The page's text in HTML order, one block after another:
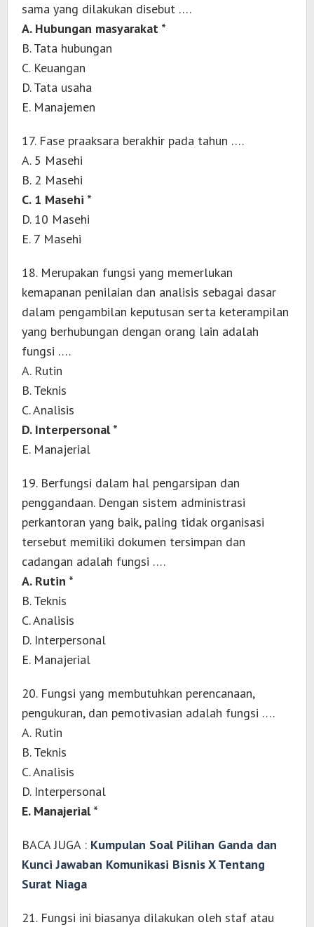
sama yang dilakukan disebut ….
A. Hubungan masyarakat *
B. Tata hubungan
C. Keuangan
D. Tata usaha
E. Manajemen
17. Fase praaksara berakhir pada tahun ….
A. 5 Masehi
B. 2 Masehi
C. 1 Masehi *
D. 10 Masehi
E. 7 Masehi
18. Merupakan fungsi yang memerlukan
kemapanan penilaian dan analisis sebagai dasar
dalam pengambilan keputusan serta keterampilan
yang berhubungan dengan orang lain adalah
fungsi ….
A. Rutin
B. Teknis
C. Analisis
D. Interpersonal *
E. Manajerial
19. Berfungsi dalam hal pengarsipan dan
penggandaan. Dengan sistem administrasi
perkantoran yang baik, paling tidak organisasi
tersebut memiliki dokumen tersimpan dan
cadangan adalah fungsi ….
A. Rutin *
B. Teknis
C. Analisis
D. Interpersonal
E. Manajerial
20. Fungsi yang membutuhkan perencanaan,
pengukuran, dan pemotivasian adalah fungsi ….
A. Rutin
B. Teknis
C. Analisis
D. Interpersonal
E. Manajerial *
BACA JUGA : Kumpulan Soal Pilihan Ganda dan
Kunci Jawaban Komunikasi Bisnis X Tentang
Surat Niaga
21. Fungsi ini biasanya dilakukan oleh staf atau